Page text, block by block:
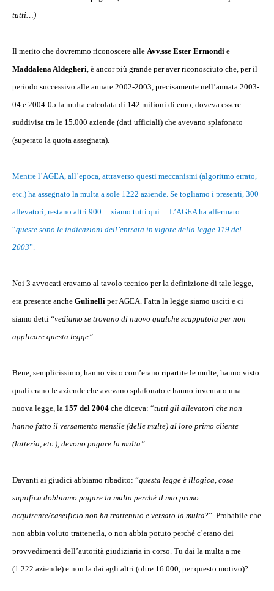
tutti…)
Il merito che dovremmo riconoscere alle Avv.sse Ester Ermondi e
Maddalena Aldegheri, è ancor più grande per aver riconosciuto che, per il
periodo successivo alle annate 2002-2003, precisamente nell’annata 2003-
04 e 2004-05 la multa calcolata di 142 milioni di euro, doveva essere
suddivisa tra le 15.000 aziende (dati ufficiali) che avevano splafonato
(superato la quota assegnata).
Mentre l’AGEA, all’epoca, attraverso questi meccanismi (algoritmo errato,
etc.) ha assegnato la multa a sole 1222 aziende. Se togliamo i presenti, 300
allevatori, restano altri 900… siamo tutti qui… L’AGEA ha affermato:
“queste sono le indicazioni dell’entrata in vigore della legge 119 del
2003”.
Noi 3 avvocati eravamo al tavolo tecnico per la definizione di tale legge,
era presente anche Gulinelli per AGEA. Fatta la legge siamo usciti e ci
siamo detti “vediamo se trovano di nuovo qualche scappatoia per non
applicare questa legge”.
Bene, semplicissimo, hanno visto com’erano ripartite le multe, hanno visto
quali erano le aziende che avevano splafonato e hanno inventato una
nuova legge, la 157 del 2004 che diceva: “tutti gli allevatori che non
hanno fatto il versamento mensile (delle multe) al loro primo cliente
(latteria, etc.), devono pagare la multa”.
Davanti ai giudici abbiamo ribadito: “questa legge è illogica, cosa
significa dobbiamo pagare la multa perché il mio primo
acquirente/caseificio non ha trattenuto e versato la multa?”. Probabile che
non abbia voluto trattenerla, o non abbia potuto perché c’erano dei
provvedimenti dell’autorità giudiziaria in corso. Tu dai la multa a me
(1.222 aziende) e non la dai agli altri (oltre 16.000, per questo motivo)?